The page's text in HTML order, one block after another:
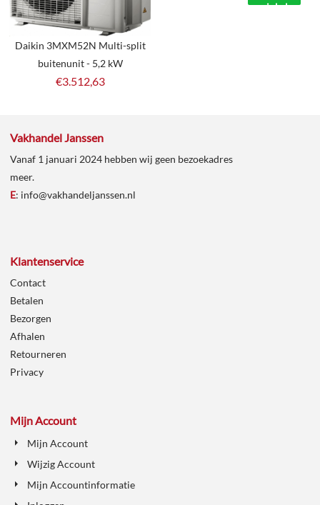
winkelmand
Daikin 3MXM52N Multi-split
buitenunit - 5,2 kW
€3.512,63
Vakhandel Janssen
Vanaf 1 januari 2024 hebben wij geen bezoekadres
meer.
E: info@vakhandeljanssen.nl
Klantenservice
Contact
Betalen
Bezorgen
Afhalen
Retourneren
Privacy
Mijn Account
Mijn Account
Wijzig Account
Mijn Accountinformatie